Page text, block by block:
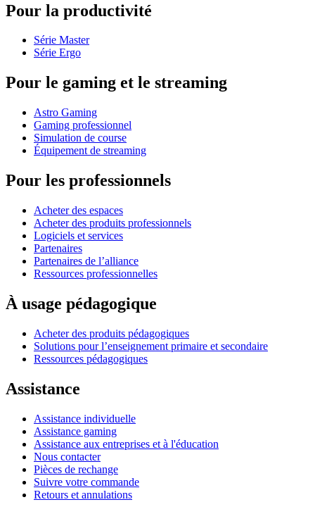
Pour la productivité
Série Master
Série Ergo
Pour le gaming et le streaming
Astro Gaming
Gaming professionnel
Simulation de course
Équipement de streaming
Pour les professionnels
Acheter des espaces
Acheter des produits professionnels
Logiciels et services
Partenaires
Partenaires de l’alliance
Ressources professionnelles
À usage pédagogique
Acheter des produits pédagogiques
Solutions pour l’enseignement primaire et secondaire
Ressources pédagogiques
Assistance
Assistance individuelle
Assistance gaming
Assistance aux entreprises et à l'éducation
Nous contacter
Pièces de rechange
Suivre votre commande
Retours et annulations